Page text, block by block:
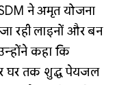
ने अमृत योजना
रही लाइनों और बन
कहा कि
घर तक शुद्ध पेयजल